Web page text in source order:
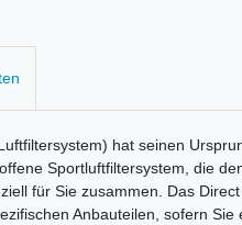
hat seinen
Sportluftfiltersystem, die
für Sie zusammen. Das
Anbauteilen, sofern Sie